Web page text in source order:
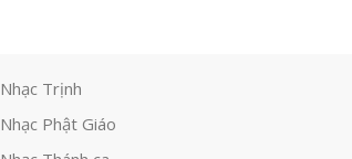
Nhạc Trịnh
Nhạc Phật Giáo